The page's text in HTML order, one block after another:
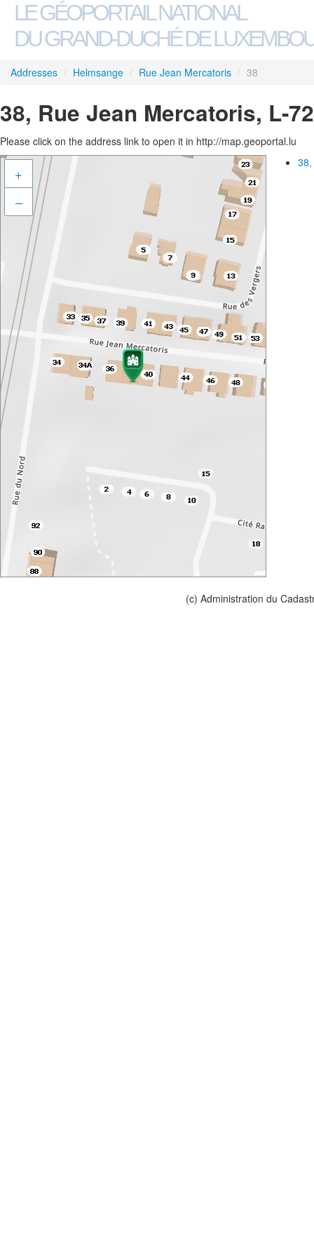
LE GÉOPORTAIL NATIONAL
DU GRAND-DUCHÉ DE
Addresses / Helmsange / Rue Jean Mercatoris / 38
38, Rue Jean Mercatoris, L-
Please click on the address link to open it in http://map.geoportal.lu
+
–
(c) Administration du